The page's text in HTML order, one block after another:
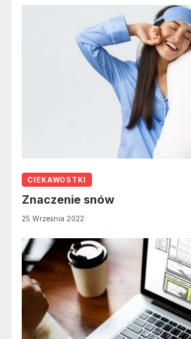
CIEKAWOSTKI
Znaczenie snów
25 Września 2022